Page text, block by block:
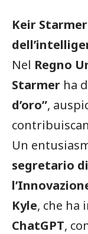
Keir
Nel Regno
Starmer ha
d’oro”,
Un
segretario
Kyle, che ha
ChatGPT,